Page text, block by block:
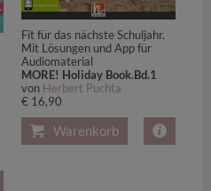
Fit für das nächste Schuljahr.
Mit Lösungen und App für
Audiomaterial
MORE! Holiday Book.Bd.1
von Herbert Puchta
€ 16,90
Warenkorb